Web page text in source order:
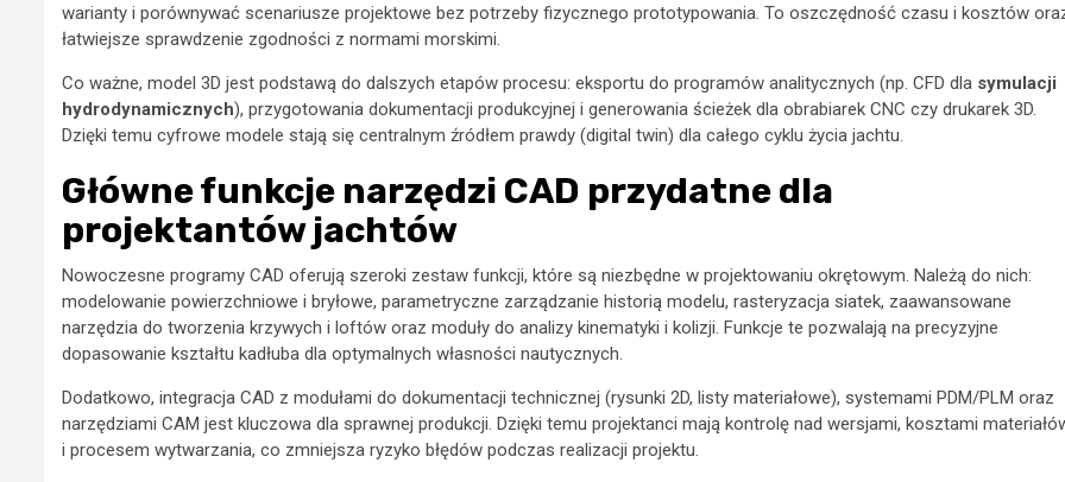
warianty i porównywać scenariusze projektowe bez potrzeby fizycznego prototypowania. To oszczędność czasu i kosztów
łatwiejsze sprawdzenie zgodności z normami morskimi.
Co ważne, model 3D jest podstawą do dalszych etapów procesu: eksportu do programów analitycznych (np. CFD dla symulacji
hydrodynamicznych), przygotowania dokumentacji produkcyjnej i generowania ścieżek dla obrabiarek CNC czy drukarek 3D.
Dzięki temu cyfrowe modele stają się centralnym źródłem prawdy (digital twin) dla całego cyklu życia jachtu.
Główne funkcje narzędzi CAD przydatne dla
projektantów jachtów
Nowoczesne programy CAD oferują szeroki zestaw funkcji, które są niezbędne w projektowaniu okrętowym. Należą do nich:
modelowanie powierzchniowe i bryłowe, parametryczne zarządzanie historią modelu, rasteryzacja siatek, zaawansowane
narzędzia do tworzenia krzywych i loftów oraz moduły do analizy kinematyki i kolizji. Funkcje te pozwalają na precyzyjne
dopasowanie kształtu kadłuba dla optymalnych własności nautycznych.
Dodatkowo, integracja CAD z modułami do dokumentacji technicznej (rysunki 2D, listy materiałowe), systemami PDM/PLM oraz
narzędziami CAM jest kluczowa dla sprawnej produkcji. Dzięki temu projektanci mają kontrolę nad wersjami, kosztami
i procesem wytwarzania, co zmniejsza ryzyko błędów podczas realizacji projektu.